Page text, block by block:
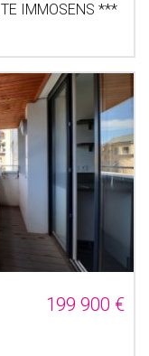
IMMOSENS ***
199 900 €